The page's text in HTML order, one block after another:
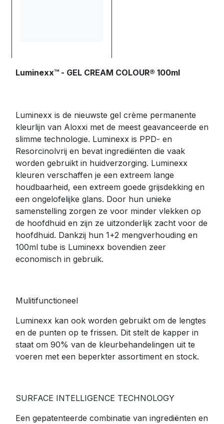
Luminexx™ - GEL CREAM COLOUR® 100ml
Luminexx is de nieuwste gel crème permanente
kleurlijn van Aloxxi met de meest geavanceerde en
slimme technologie. Luminexx is PPD- en
Resorcinolvrij en bevat ingrediënten die vaak
worden gebruikt in huidverzorging. Luminexx
kleuren verschaffen je een extreem lange
houdbaarheid, een extreem goede grijsdekking en
een ongelofelijke glans. Door hun unieke
samenstelling zorgen ze voor minder vlekken op
de hoofdhuid en zijn ze uitzonderlijk zacht voor de
hoofdhuid. Dankzij hun 1+2 mengverhouding en
100ml tube is Luminexx bovendien zeer
economisch in gebruik.
Mulitifunctioneel
Luminexx kan ook worden gebruikt om de lengtes
en de punten op te frissen. Dit stelt de kapper in
staat om 90% van de kleurbehandelingen uit te
voeren met een beperkter assortiment en stock.
SURFACE INTELLIGENCE TECHNOLOGY
Een gepatenteerde combinatie van ingrediënten en